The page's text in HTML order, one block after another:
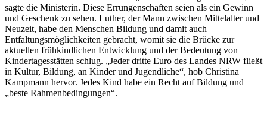
sagte die Ministerin. Diese Errungenschaften seien als ein Gewinn
und Geschenk zu sehen. Luther, der Mann zwischen Mittelalter und
Neuzeit, habe den Menschen Bildung und damit auch
Entfaltungsmöglichkeiten gebracht, womit sie die Brücke zur
aktuellen frühkindlichen Entwicklung und der Bedeutung von
Kindertagesstätten schlug. „Jeder dritte Euro des Landes NRW fließt
in Kultur, Bildung, an Kinder und Jugendliche“, hob Christina
Kampmann hervor. Jedes Kind habe ein Recht auf Bildung und
„beste Rahmenbedingungen“.